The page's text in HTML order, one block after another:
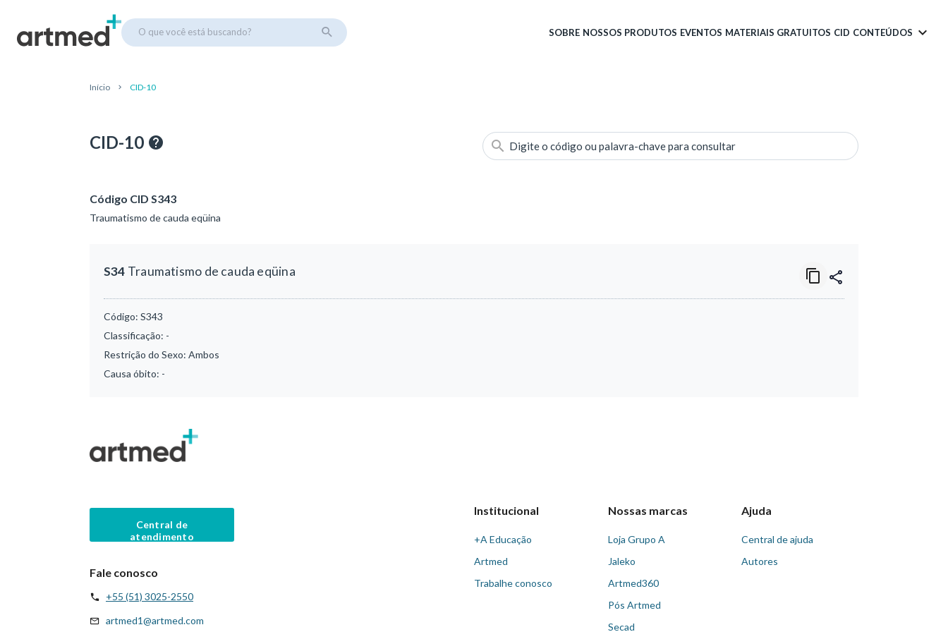
O que você está buscando? SOBRE NOSSOS PRODUTOS EVENTOS MATERIAIS GRATUITOS CID CONTEÚDOS
Início CID-10
CID-10 Digite o código ou palavra-chave para consultar
Código CID S343
Traumatismo de cauda eqüina
S34 Traumatismo de cauda eqüina
Código: S343
Classificação: -
Restrição do Sexo: Ambos
Causa óbito: -
Central de
atendimento
Fale conosco
+55 (51) 3025-2550
artmed1@artmed.com
Institucional
+A Educação
Artmed
Trabalhe conosco
Nossas marcas
Loja Grupo A
Jaleko
Artmed360
Pós Artmed
Secad
Ajuda
Central de ajuda
Autores